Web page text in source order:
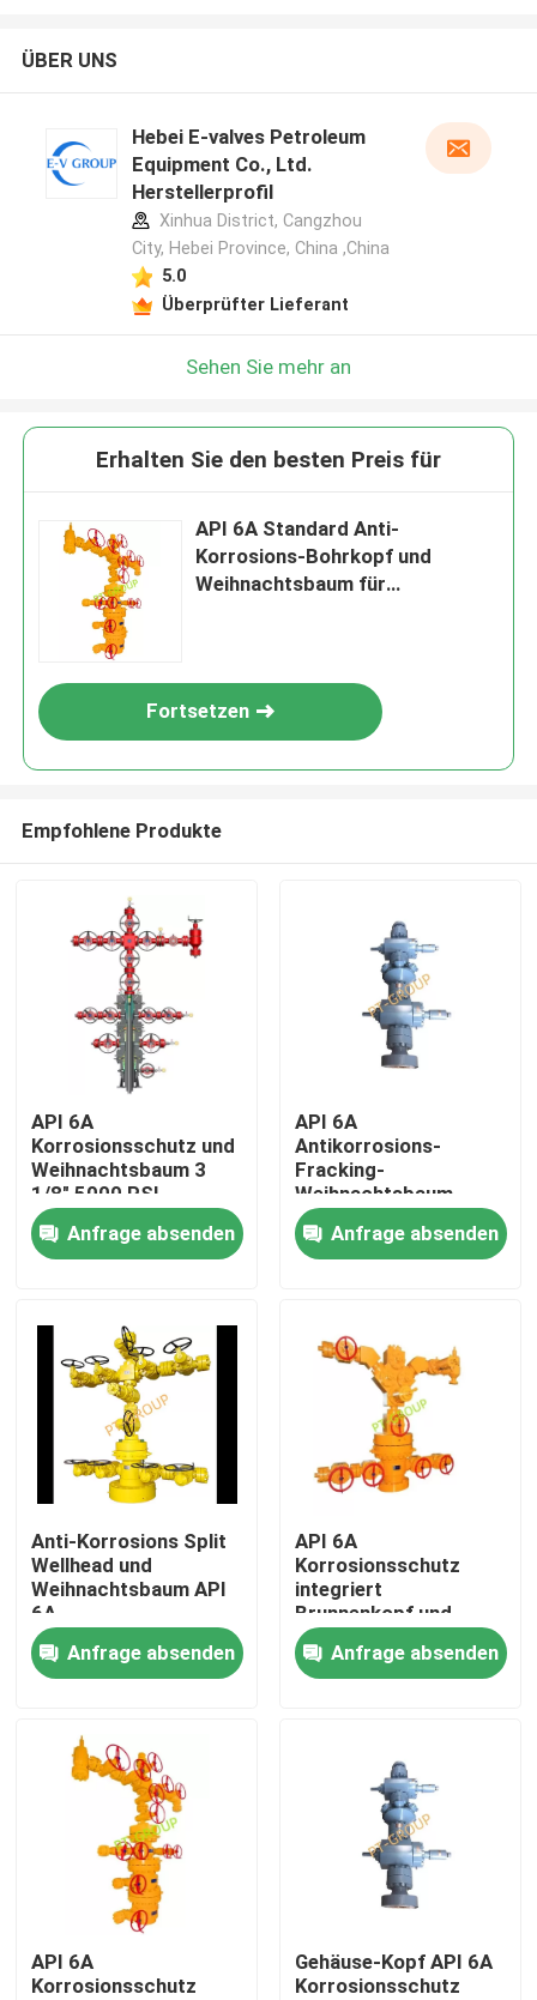
Produkte
Über uns
Fabrik Tour
Qualitätskontrolle
Kontakt
Nachrichten
Alle Fälle
Spülschlamm-Pumpe
Spülpumpezwischenlage
ÜBER UNS
Hebei E-valves Petroleum
Equipment Co., Ltd.
Herstellerprofil
Xinhua District, Cangzhou
City, Hebei Province, China ,China
5.0
Überprüfter Lieferant
Sehen Sie mehr an
Erhalten Sie den besten Preis für
API 6A Standard Anti-
Korrosions-Bohrkopf und
Weihnachtsbaum für
Fortsetzen
Empfohlene Produkte
API 6A
Korrosionsschutz und
Weihnachtsbaum 3
1/8" 5000 PSI
Anfrage absenden
API 6A
Antikorrosions-
Fracking-
Weihnachtsbaum
Anfrage absenden
Anti-Korrosions Split
Wellhead und
Weihnachtsbaum API
6A
Anfrage absenden
API 6A
Korrosionsschutz
integriert
Brunnenkopf und
Weihnachtsbaum
Anfrage absenden
API 6A
Korrosionsschutz
Gehäuse-Kopf API 6A
Korrosionsschutz